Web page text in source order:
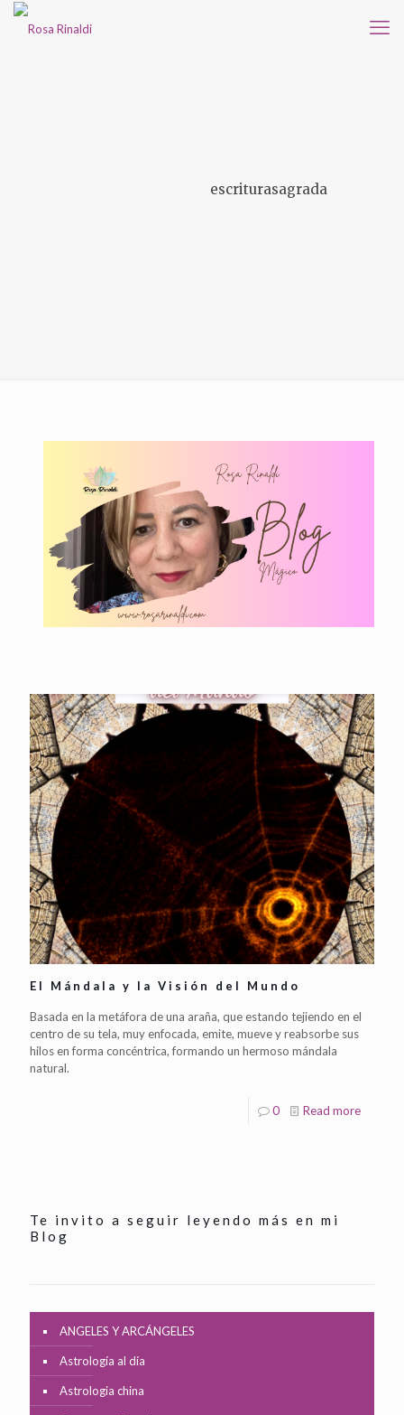
escriturasagrada
El Mándala y la Visión del Mundo
Basada en la metáfora de una araña, que estando tejiendo en el
centro de su tela, muy enfocada, emite, mueve y reabsorbe sus
hilos en forma concéntrica, formando un hermoso mándala
natural.
0 Read more
Te invito a seguir leyendo más en mi
Blog
ANGELES Y ARCÁNGELES
Astrología al día
Astrologia china